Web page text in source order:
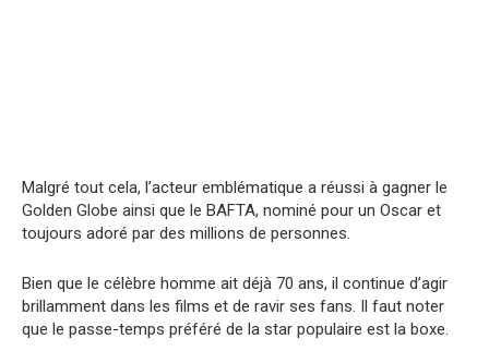
Malgré tout cela, l’acteur emblématique a réussi à gagner le
Golden Globe ainsi que le BAFTA, nominé pour un Oscar et
toujours adoré par des millions de personnes.
Bien que le célèbre homme ait déjà 70 ans, il continue d’agir
brillamment dans les films et de ravir ses fans. Il faut noter
que le passe-temps préféré de la star populaire est la boxe.